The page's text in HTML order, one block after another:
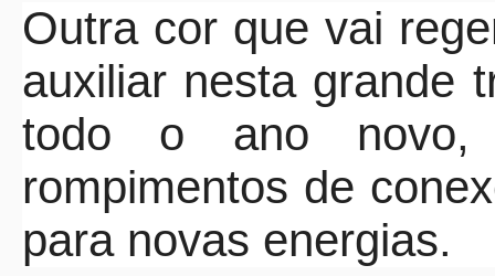
Outra cor que vai
auxiliar nesta grande
todo o ano novo,
rompimentos de
para novas energias.